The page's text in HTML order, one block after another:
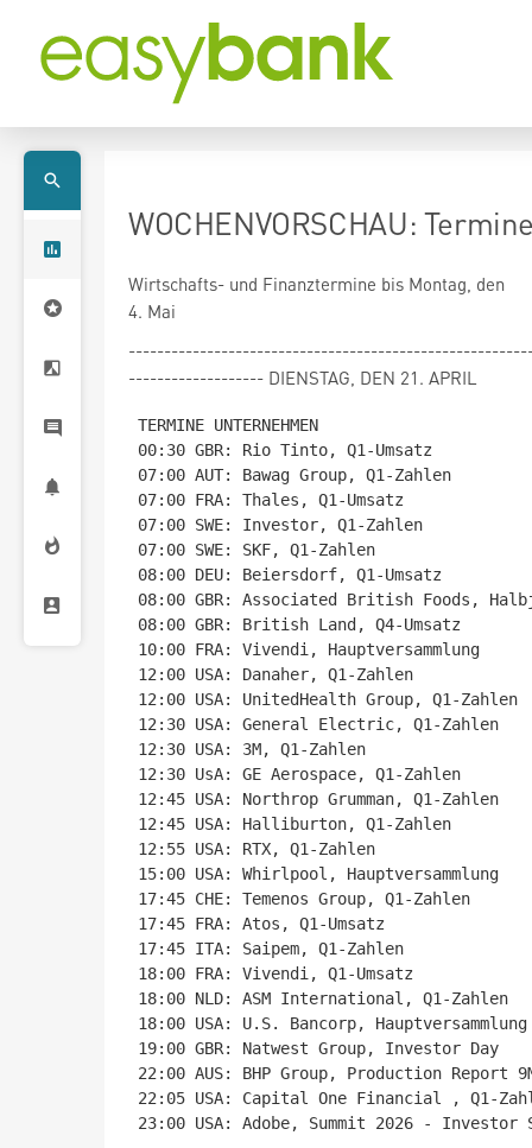
WOCHENVORSCHAU:
Wirtschafts- und Finanztermine bis Montag, den
4. Mai
------------------- DIENSTAG, DEN 21. APRIL
TERMINE UNTERNEHMEN
00:30 GBR: Rio Tinto, Q1-Umsatz
07:00 AUT: Bawag Group, Q1-Zahlen
07:00 FRA: Thales, Q1-Umsatz
07:00 SWE: Investor, Q1-Zahlen
07:00 SWE: SKF, Q1-Zahlen
08:00 DEU: Beiersdorf, Q1-Umsatz
08:00 GBR: Associated British Foods,
08:00 GBR: British Land, Q4-Umsatz
10:00 FRA: Vivendi, Hauptversammlung
12:00 USA: Danaher, Q1-Zahlen
12:00 USA: UnitedHealth Group, Q1-Zahlen
12:30 USA: General Electric, Q1-Zahlen
12:30 USA: 3M, Q1-Zahlen
12:30 UsA: GE Aerospace, Q1-Zahlen
12:45 USA: Northrop Grumman, Q1-Zahlen
12:45 USA: Halliburton, Q1-Zahlen
12:55 USA: RTX, Q1-Zahlen
15:00 USA: Whirlpool, Hauptversammlung
17:45 CHE: Temenos Group, Q1-Zahlen
17:45 FRA: Atos, Q1-Umsatz
17:45 ITA: Saipem, Q1-Zahlen
18:00 FRA: Vivendi, Q1-Umsatz
18:00 NLD: ASM International, Q1-Zahlen
18:00 USA: U.S. Bancorp, Hauptversammlung
19:00 GBR: Natwest Group, Investor Day
22:00 AUS: BHP Group, Production Report
22:05 USA: Capital One Financial , Q1-
23:00 USA: Adobe, Summit 2026 - Investor